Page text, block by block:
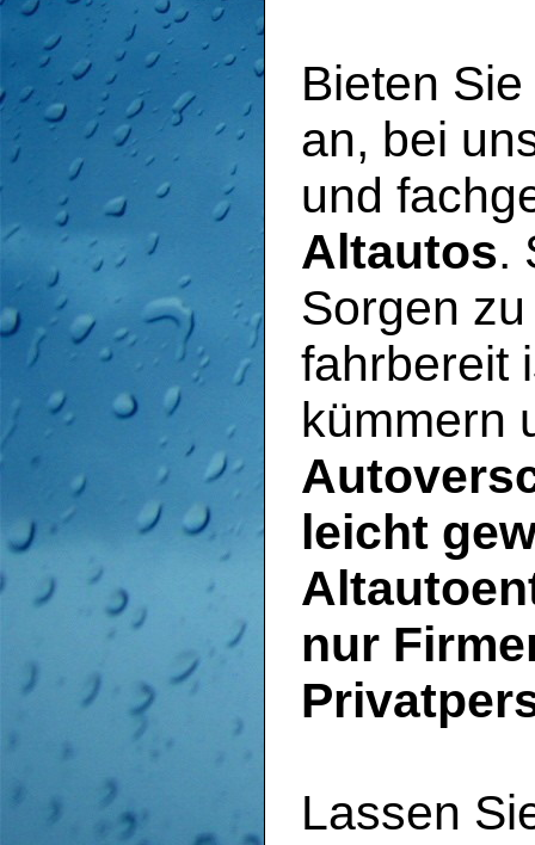
Bieten
an, bei
und
Altautos.
Sorgen
fahrbereit
kümmern
leicht
nur
Lassen